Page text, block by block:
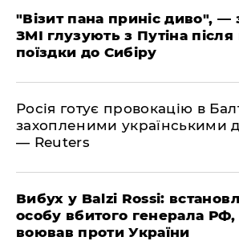
"Візит пана приніс диво", —
ЗМІ глузують з Путіна після
поїздки до Сибіру
Росія готує провокацію в
захопленими українськими
— Reuters
​Вибух у Balzi Rossi:
особу вбитого генерала
воював проти України